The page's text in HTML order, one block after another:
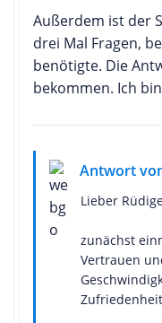
Außerdem ist der
drei Mal Fragen,
benötigte. Die
bekommen. Ich
Antwort
Lieber
zunächst
Vertrauen